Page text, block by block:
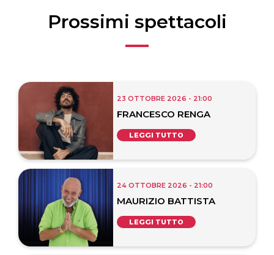
Prossimi spettacoli
23 OTTOBRE 2026 - 21:00
FRANCESCO RENGA
LEGGI TUTTO
24 OTTOBRE 2026 - 21:00
MAURIZIO BATTISTA
LEGGI TUTTO